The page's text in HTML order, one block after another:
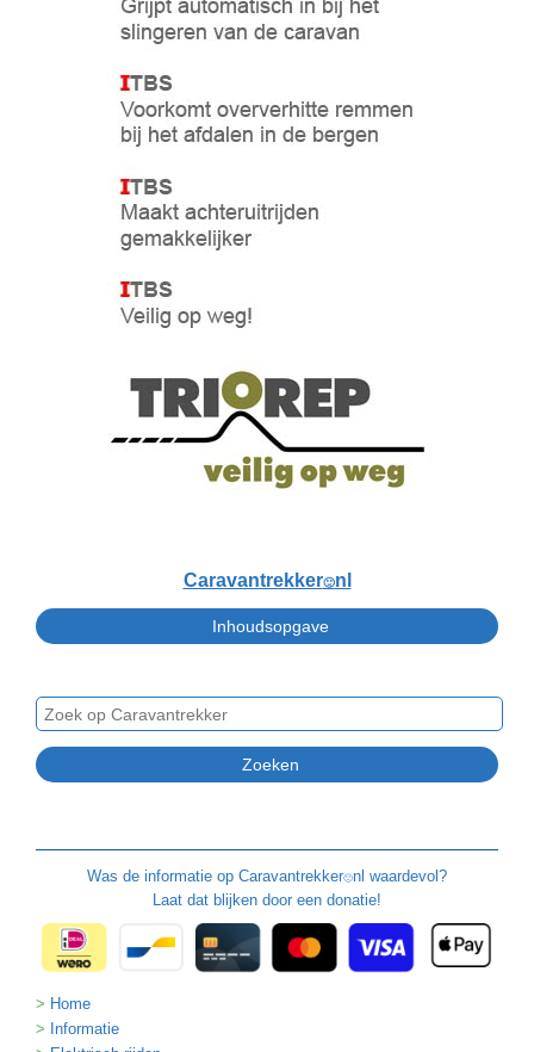
Caravantrekker🙂nl
Was de informatie op Caravantrekker🙂nl waardevol?
Laat dat blijken door een donatie!
Home
Informatie